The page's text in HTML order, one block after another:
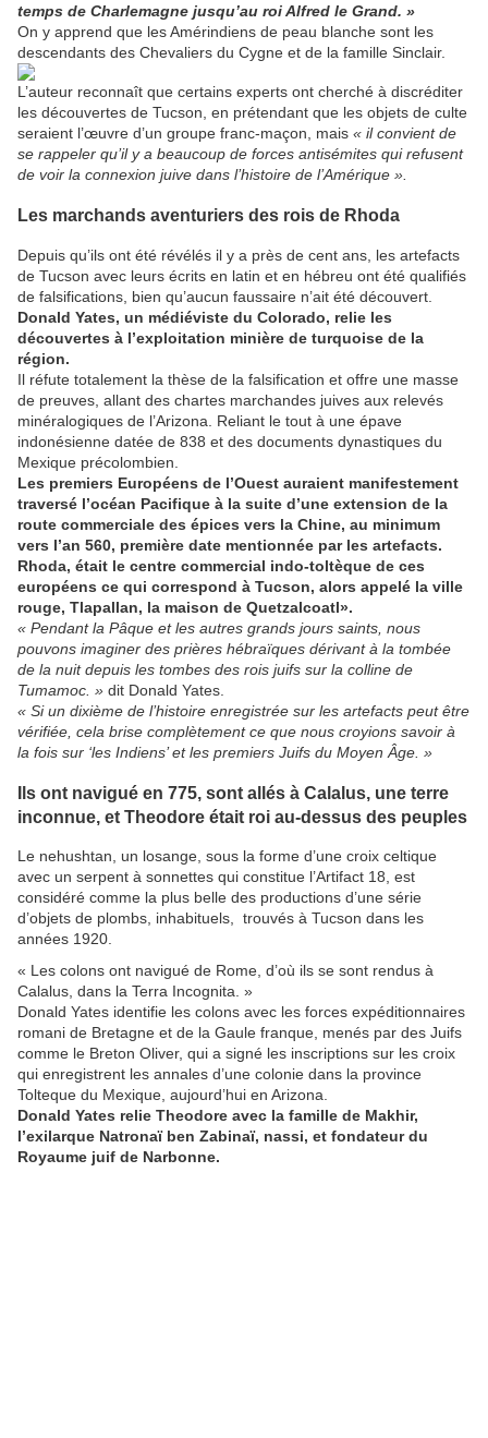
temps de Charlemagne jusqu’au roi Alfred le Grand. »
On y apprend que les Amérindiens de peau blanche sont les
descendants des Chevaliers du Cygne et de la famille Sinclair.
L’auteur reconnaît que certains experts ont cherché à discréditer
les découvertes de Tucson, en prétendant que les objets de culte
seraient l’œuvre d’un groupe franc-maçon, mais « il convient de
se rappeler qu’il y a beaucoup de forces antisémites qui refusent
de voir la connexion juive dans l’histoire de l’Amérique ».
Les marchands aventuriers des rois de Rhoda
Depuis qu’ils ont été révélés il y a près de cent ans, les artefacts
de Tucson avec leurs écrits en latin et en hébreu ont été qualifiés
de falsifications, bien qu’aucun faussaire n’ait été découvert.
Donald Yates, un médiéviste du Colorado, relie les
découvertes à l’exploitation minière de turquoise de la
région.
Il réfute totalement la thèse de la falsification et offre une masse
de preuves, allant des chartes marchandes juives aux relevés
minéralogiques de l’Arizona. Reliant le tout à une épave
indonésienne datée de 838 et des documents dynastiques du
Mexique précolombien.
Les premiers Européens de l’Ouest auraient manifestement
traversé l’océan Pacifique à la suite d’une extension de la
route commerciale des épices vers la Chine, au minimum
vers l’an 560, première date mentionnée par les artefacts.
Rhoda, était le centre commercial indo-toltèque de ces
européens ce qui correspond à Tucson, alors appelé la ville
rouge, Tlapallan, la maison de Quetzalcoatl».
« Pendant la Pâque et les autres grands jours saints, nous
pouvons imaginer des prières hébraïques dérivant à la tombée
de la nuit depuis les tombes des rois juifs sur la colline de
Tumamoc. » dit Donald Yates.
« Si un dixième de l’histoire enregistrée sur les artefacts peut être
vérifiée, cela brise complètement ce que nous croyions savoir à
la fois sur ‘les Indiens’ et les premiers Juifs du Moyen Âge. »
Ils ont navigué en 775, sont allés à Calalus, une terre
inconnue, et Theodore était roi au-dessus des peuples
Le nehushtan, un losange, sous la forme d’une croix celtique
avec un serpent à sonnettes qui constitue l’Artifact 18, est
considéré comme la plus belle des productions d’une série
d’objets de plombs, inhabituels, trouvés à Tucson dans les
années 1920.
« Les colons ont navigué de Rome, d’où ils se sont rendus à
Calalus, dans la Terra Incognita. »
Donald Yates identifie les colons avec les forces expéditionnaires
romani de Bretagne et de la Gaule franque, menés par des Juifs
comme le Breton Oliver, qui a signé les inscriptions sur les croix
qui enregistrent les annales d’une colonie dans la province
Tolteque du Mexique, aujourd’hui en Arizona.
Donald Yates relie Theodore avec la famille de Makhir,
l’exilarque Natronaï ben Zabinaï, nassi, et fondateur du
Royaume juif de Narbonne.